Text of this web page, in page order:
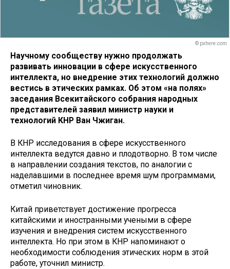
© pxhere.com
Научному сообществу нужно продолжать
развивать инновации в сфере искусственного
интеллекта, но внедрение этих технологий должно
вестись в этических рамках. Об этом «на полях»
заседания Всекитайского собрания народных
представителей заявил министр науки и
технологий КНР Ван Чжиган.
В КНР исследования в сфере искусственного
интеллекта ведутся давно и плодотворно. В том числе
в направлении создания текстов, по аналогии с
наделавшими в последнее время шум программами,
отметил чиновник.
Китай приветствует достижение прогресса
китайскими и иностранными учеными в сфере
изучения и внедрения систем искусственного
интеллекта. Но при этом в КНР напоминают о
необходимости соблюдения этических норм в этой
работе, уточнил министр.